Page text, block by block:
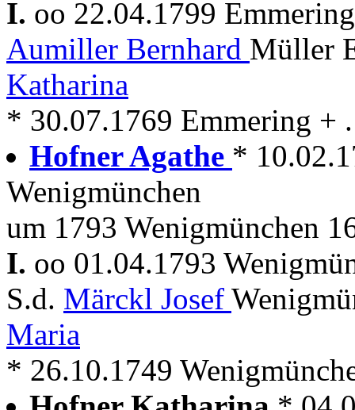
I. oo 22.04.1799
Aumiller Bernhard Müller
Katharina
* 30.07.1769 Emmering +
Hofner Agathe *
Wenigmünchen
um 1793 Wenigmünchen
I. oo 01.04.1793
S.d. Märckl Josef
Maria
* 26.10.1749